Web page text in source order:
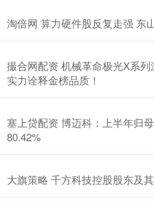
淘倍网 算力硬件股反复走强 东
撮合网配资 机械革命极光X系
实力诠释金榜品质！
塞上贷配资 博迈科：上半年归
80.42%
大旗策略 千方科技控股股东及